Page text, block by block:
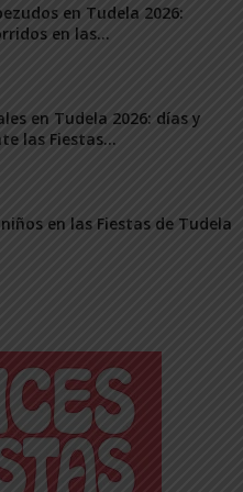
en Tudela 2026:
en las...
en Tudela 2026: días y
las Fiestas...
en las Fiestas de Tudela